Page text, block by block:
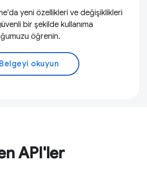
yeni özellikleri ve değişiklikleri
bir şekilde kullanıma
öğrenin.
Belgeyi okuyun
API'ler